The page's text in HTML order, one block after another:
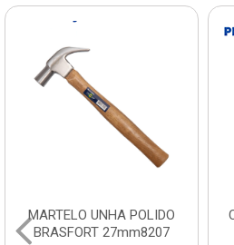
MARTELO UNHA POLIDO
BRASFORT 27mm8207